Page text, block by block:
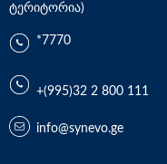
ტერიტორია)
*7770
+(995)32 2 800 111
info@synevo.ge